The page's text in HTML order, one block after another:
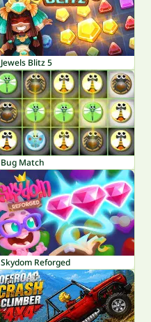
Jewels Blitz 5
Bug Match
Skydom Reforged